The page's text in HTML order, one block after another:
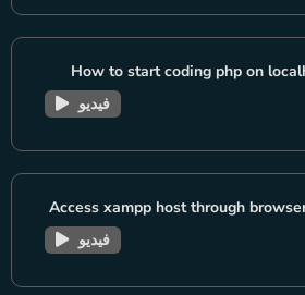
How to start coding php on
فيديو
Access xampp host through
فيديو